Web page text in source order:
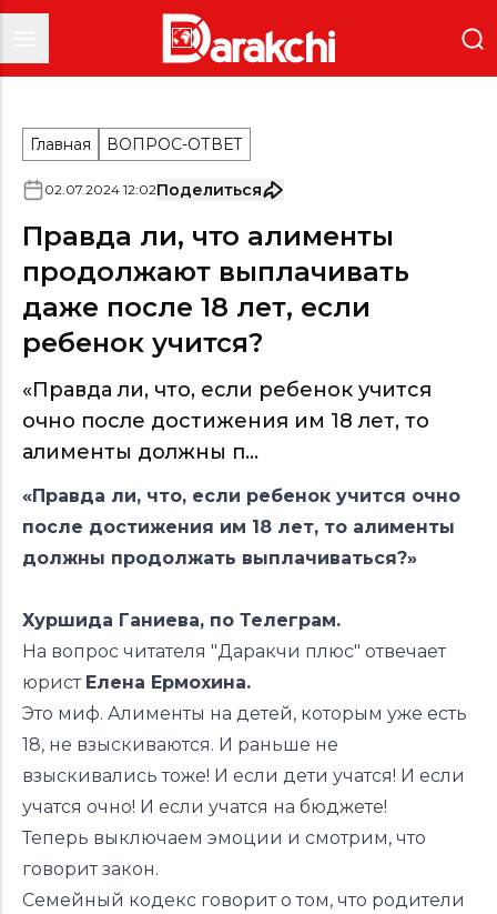
Главная ВОПРОС-ОТВЕТ
02.07.2024 12:02Поделиться
Правда ли, что алименты
продолжают выплачивать
даже после 18 лет, если
ребенок учится?
«Правда ли, что, если ребенок учится
очно после достижения им 18 лет, то
алименты должны п...
«Правда ли, что, если ребенок учится очно
после достижения им 18 лет, то алименты
должны продолжать выплачиваться?»
Хуршида Ганиева, по Телеграм.
На вопрос читателя "Даракчи плюс" отвечает
юрист Елена Ермохина.
Это миф. Алименты на детей, которым уже есть
18, не взыскиваются. И раньше не
взыскивались тоже! И если дети учатся! И если
учатся очно! И если учатся на бюджете!
Теперь выключаем эмоции и смотрим, что
говорит закон.
Семейный кодекс говорит о том, что родители